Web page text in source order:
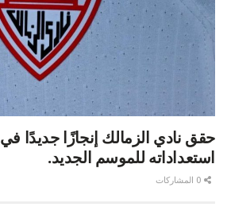
حقق نادي الزمالك إنجازًا جديدًا في
استعداداته للموسم الجديد.